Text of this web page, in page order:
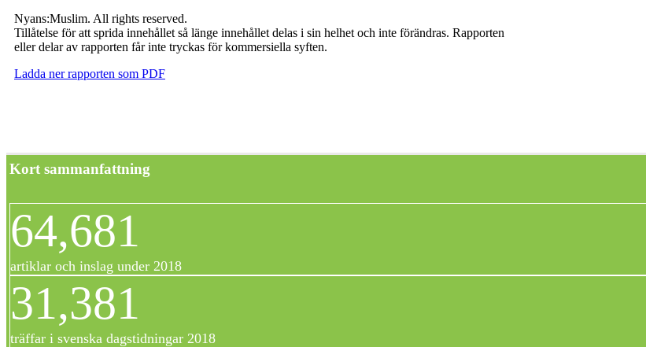
Nyans:Muslim. All rights reserved.
Tillåtelse för att sprida innehållet så länge innehållet delas i sin helhet och inte förändras. Rapporten
eller delar av rapporten får inte tryckas för kommersiella syften.
Ladda ner rapporten som PDF
Kort sammanfattning
64,681
artiklar och inslag under 2018
31,381
träffar i svenska dagstidningar 2018